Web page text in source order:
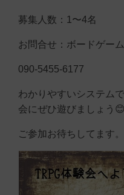
募集人数：1〜4名
お問合せ：ボードゲー
090-5455-6177
わかりやすいシステム
会にぜひ遊びましょう😊
ご参加お待ちしてます。